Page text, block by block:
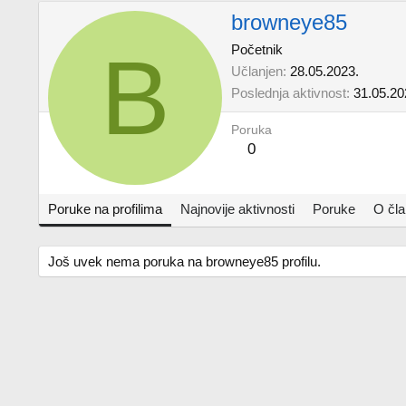
B
browneye85
Početnik
Učlanjen 28.05.2023.
Poslednja aktivnost
Poruka
0
Poruke na profilima Najnovije aktivnosti Poruke O
Još uvek nema poruka na browneye85 profilu.